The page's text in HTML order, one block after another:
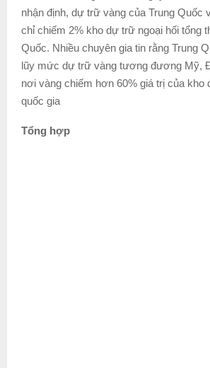
nhận định, dự trữ vàng của Trung Quốc
chỉ chiếm 2% kho dự trữ ngoại hối tổng
Quốc. Nhiều chuyên gia tin rằng Trung
lũy mức dự trữ vàng tương đương Mỹ,
nơi vàng chiếm hơn 60% giá trị của kho
quốc gia
Tổng hợp